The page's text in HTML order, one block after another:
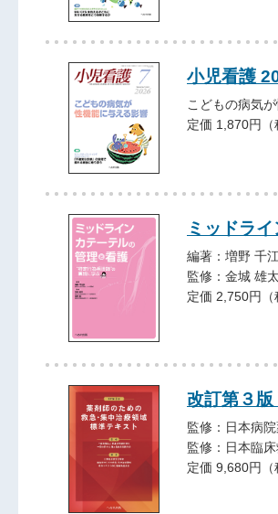
小児看護
こどもの病気
定価 1,870円（
ミッドラ
編著：増野 千
監修：金城 雄
定価 2,750円（
改訂第３
監修：日本病
監修：日本臨
定価 9,680円（